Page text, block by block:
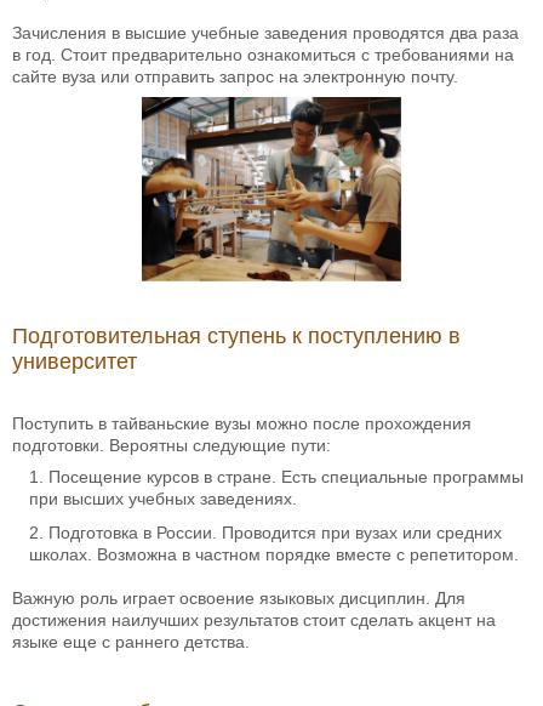
Зачисления в высшие учебные заведения проводятся два раза
в год. Стоит предварительно ознакомиться с требованиями на
сайте вуза или отправить запрос на электронную почту.
Подготовительная ступень к поступлению в
университет
Поступить в тайваньские вузы можно после прохождения
подготовки. Вероятны следующие пути:
Посещение курсов в стране. Есть специальные программы
при высших учебных заведениях.
Подготовка в России. Проводится при вузах или средних
школах. Возможна в частном порядке вместе с репетитором.
Важную роль играет освоение языковых дисциплин. Для
достижения наилучших результатов стоит сделать акцент на
языке еще с раннего детства.